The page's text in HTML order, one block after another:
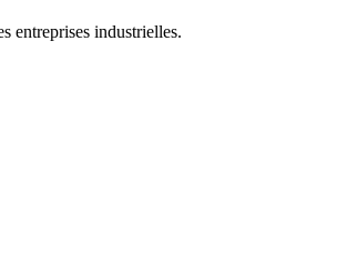
entreprises industrielles.